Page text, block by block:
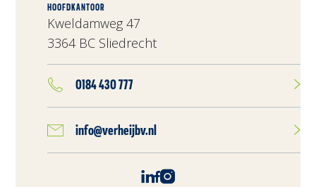
HOOFDKANTOOR
Kweldamweg 47
3364 BC Sliedrecht
0184 430 777
info@verheijbv.nl